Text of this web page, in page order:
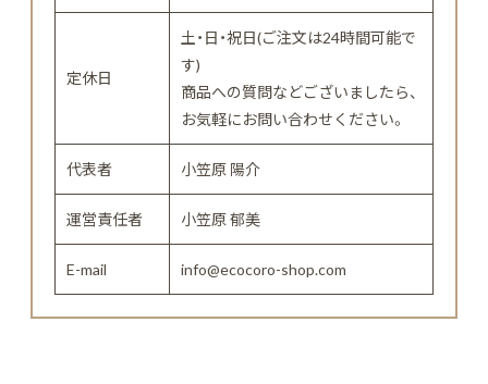
定休日
土・日・祝日(ご注文は24時間可能で
す)
商品への質問などございましたら、
お気軽にお問い合わせください。
代表者 小笠原 陽介
運営責任者 小笠原 郁美
E-mail info@ecocoro-shop.com